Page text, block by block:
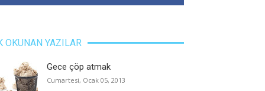
OKUNAN YAZILAR
Gece çöp atmak
Cumartesi, Ocak 05, 2013